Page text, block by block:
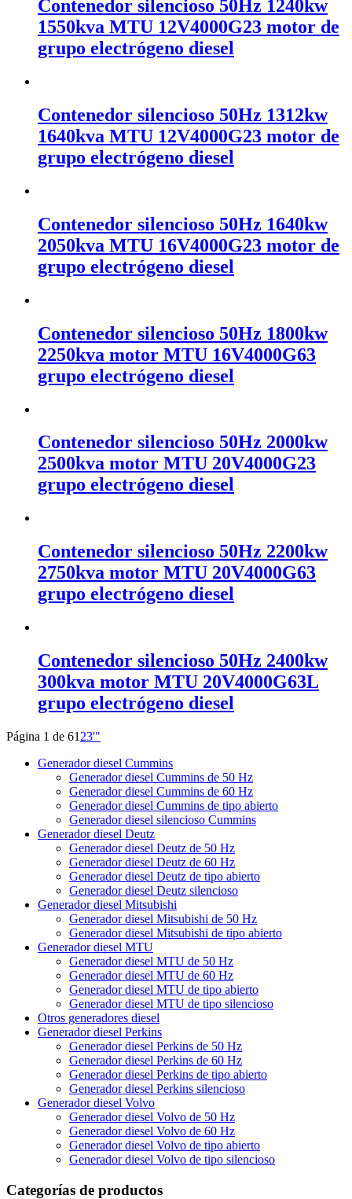
Contenedor silencioso 50Hz 1240kw
1550kva MTU 12V4000G23 motor de
grupo electrógeno diesel
Contenedor silencioso 50Hz 1312kw
1640kva MTU 12V4000G23 motor de
grupo electrógeno diesel
Contenedor silencioso 50Hz 1640kw
2050kva MTU 16V4000G23 motor de
grupo electrógeno diesel
Contenedor silencioso 50Hz 1800kw
2250kva motor MTU 16V4000G63
grupo electrógeno diesel
Contenedor silencioso 50Hz 2000kw
2500kva motor MTU 20V4000G23
grupo electrógeno diesel
Contenedor silencioso 50Hz 2200kw
2750kva motor MTU 20V4000G63
grupo electrógeno diesel
Contenedor silencioso 50Hz 2400kw
300kva motor MTU 20V4000G63L
grupo electrógeno diesel
Página 1 de 61 23'"
Generador diesel Cummins
Generador diesel Cummins de 50 Hz
Generador diesel Cummins de 60 Hz
Generador diesel Cummins de tipo abierto
Generador diesel silencioso Cummins
Generador diesel Deutz
Generador diesel Deutz de 50 Hz
Generador diesel Deutz de 60 Hz
Generador diesel Deutz de tipo abierto
Generador diesel Deutz silencioso
Generador diesel Mitsubishi
Generador diesel Mitsubishi de 50 Hz
Generador diesel Mitsubishi de tipo abierto
Generador diesel MTU
Generador diesel MTU de 50 Hz
Generador diesel MTU de 60 Hz
Generador diesel MTU de tipo abierto
Generador diesel MTU de tipo silencioso
Otros generadores diesel
Generador diesel Perkins
Generador diesel Perkins de 50 Hz
Generador diesel Perkins de 60 Hz
Generador diesel Perkins de tipo abierto
Generador diesel Perkins silencioso
Generador diesel Volvo
Generador diesel Volvo de 50 Hz
Generador diesel Volvo de 60 Hz
Generador diesel Volvo de tipo abierto
Generador diesel Volvo de tipo silencioso
Categorías de productos